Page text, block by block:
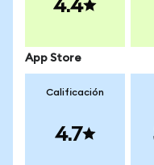
4.4
App Store
Calificación
4.7